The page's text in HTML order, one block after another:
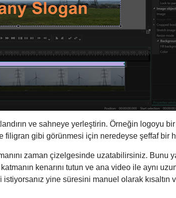
ve sahneye yerleştirin. Örneğin logoyu
gibi görünmesi için neredeyse şeffaf bir
zaman çizelgesinde uzatabilirsiniz. Bunu
kenarını tutun ve ana video ile aynı
yine süresini manuel olarak kısaltın